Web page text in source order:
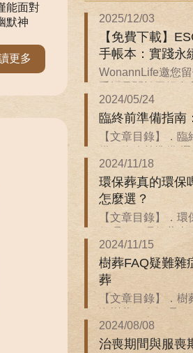
能面對
默神
更多
2025/12/03
【免費下載】
手帳本：實踐永
WonannLife邀您
2024/05/24
臨終前準備指南
【文章目錄】．
備．臨終前準備-選
2024/11/18
環保葬真的環保
怎麼選？
【文章目錄】．
保嗎？．環保葬也
2024/11/15
樹葬FAQ疑難雜
葬
【文章目錄】．
2024/08/08
治喪期間與服喪